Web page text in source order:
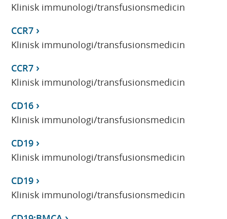
Klinisk immunologi/transfusionsmedicin
CCR7
Klinisk immunologi/transfusionsmedicin
CCR7
Klinisk immunologi/transfusionsmedicin
CD16
Klinisk immunologi/transfusionsmedicin
CD19
Klinisk immunologi/transfusionsmedicin
CD19
Klinisk immunologi/transfusionsmedicin